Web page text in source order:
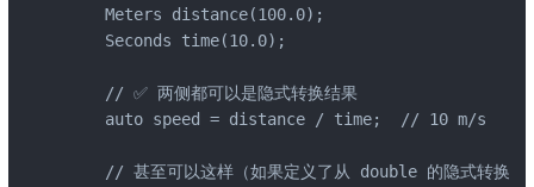
    Meters distance(100.0);
    Seconds time(10.0);
    // ✅ 两侧都可以是隐式转换结果
    auto speed = distance / time;  // 10 m/s
    // 甚至可以这样（如果定义了从 double 的隐式转换）